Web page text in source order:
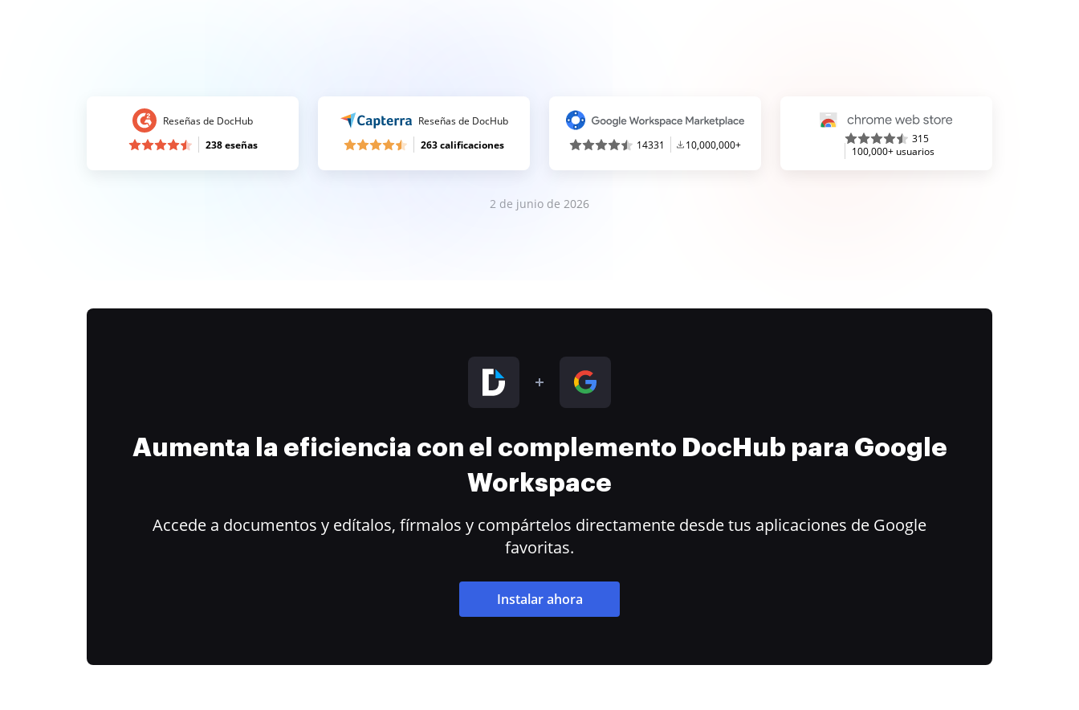
Reseñas de DocHub
238 eseñas
Reseñas de DocHub
263 calificaciones
14331 10,000,000+
315
100,000+ usuarios
2 de junio de 2026
Aumenta la eficiencia con el complemento DocHub para Google
Workspace
Accede a documentos y edítalos, fírmalos y compártelos directamente desde tus aplicaciones de Google
favoritas.
Instalar ahora